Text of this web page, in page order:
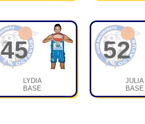
45
LYDIA
BASE
52
JULIA
BASE